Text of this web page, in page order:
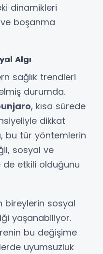
dinamikleri
boşanma
Algı
sağlık trendleri
durumda.
, kısa sürede
dikkat
bu tür yöntemlerin
sosyal ve
de etkili olduğunu
bireylerin sosyal
yaşanabiliyor.
bu değişime
uyumsuzluk